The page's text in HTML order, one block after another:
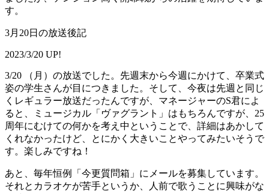
す。
3月20日の放送後記
2023/3/20 UP!
3/20 （月）の放送でした。先週末から今週にかけて、卒業式
姿の学生さんが目につきました。そして、今夜は先週と同じ
くレギュラー放送だったんですが、マネージャーのS君によ
ると、ミュージカル「ヴァグラント」はもちろんですが、25
周年にむけての何かを考え中ということで、詳細はあかして
くれなかったけど、とにかく大きいことやってみたいそうで
す。楽しみですね！
あと、毎年恒例「今更質問箱」にメールを募集しています。
それとカラオケが苦手というか、人前で歌うことに興味がな